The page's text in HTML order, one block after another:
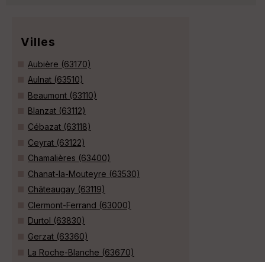
Villes
Aubière (63170)
Aulnat (63510)
Beaumont (63110)
Blanzat (63112)
Cébazat (63118)
Ceyrat (63122)
Chamalières (63400)
Chanat-la-Mouteyre (63530)
Châteaugay (63119)
Clermont-Ferrand (63000)
Durtol (63830)
Gerzat (63360)
La Roche-Blanche (63670)